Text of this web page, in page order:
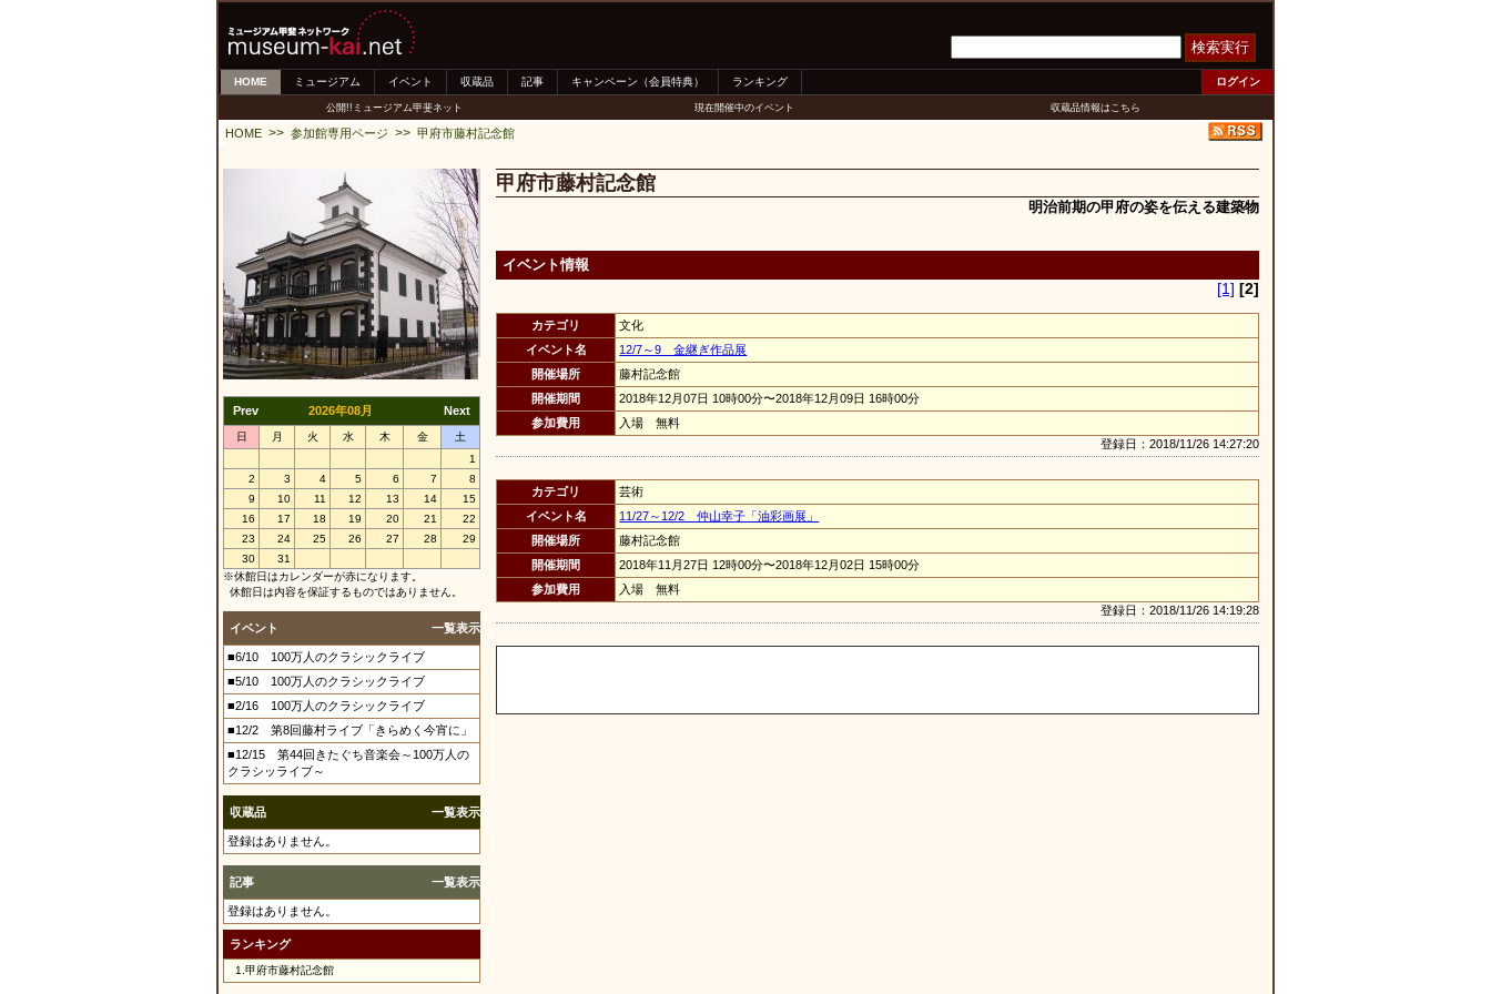
検索実行
HOME ミュージアム イベント 収蔵品 記事 キャンペーン（会員特典） ランキング ログイン
公開!!ミュージアム甲斐ネット 現在開催中のイベント 収蔵品情報はこちら
HOME >> 参加館専用ページ >> 甲府市藤村記念館
Prev 2026年08月 Next
日 月 火 水 木 金
土
1
2
3 4 5 6 7
8
9
10 11 12 13 14
15
16
17 18 19 20 21
22
23
24 25 26 27 28
29
30
31
※休館日はカレンダーが赤になります。
休館日は内容を保証するものではありません。
イベント 一覧表示
■6/10 100万人のクラシックライブ
■5/10 100万人のクラシックライブ
■2/16 100万人のクラシックライブ
■12/2 第8回藤村ライブ「きらめく今宵に」
■12/15 第44回きたぐち音楽会～100万人の
クラシッライブ～
収蔵品 一覧表示
登録はありません。
記事 一覧表示
登録はありません。
ランキング
1. 甲府市藤村記念館
甲府市藤村記念館
明治前期の甲府の姿を伝える建築物
イベント情報
[1] [2]
カテゴリ
文化
イベント名
12/7～9 金継ぎ作品展
開催場所
藤村記念館
開催期間
2018年12月07日 10時00分〜2018年12月09日 16時00分
参加費用
入場 無料
登録日：2018/11/26 14:27:20
カテゴリ
芸術
イベント名
11/27～12/2 仲山幸子「油彩画展」
開催場所
藤村記念館
開催期間
2018年11月27日 12時00分〜2018年12月02日 15時00分
参加費用
入場 無料
登録日：2018/11/26 14:19:28